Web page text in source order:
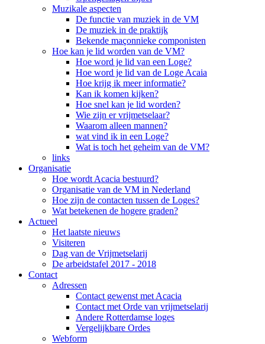
Muzikale aspecten
De functie van muziek in de VM
De muziek in de praktijk
Bekende maçonnieke componisten
Hoe kan je lid worden van de VM?
Hoe word je lid van een Loge?
Hoe word je lid van de Loge Acaia
Hoe krijg ik meer informatie?
Kan ik komen kijken?
Hoe snel kan je lid worden?
Wie zijn er vrijmetselaar?
Waarom alleen mannen?
wat vind ik in een Loge?
Wat is toch het geheim van de VM?
links
Organisatie
Hoe wordt Acacia bestuurd?
Organisatie van de VM in Nederland
Hoe zijn de contacten tussen de Loges?
Wat betekenen de hogere graden?
Actueel
Het laatste nieuws
Visiteren
Dag van de Vrijmetselarij
De arbeidstafel 2017 - 2018
Contact
Adressen
Contact gewenst met Acacia
Contact met Orde van vrijmetselarij
Andere Rotterdamse loges
Vergelijkbare Ordes
Webform